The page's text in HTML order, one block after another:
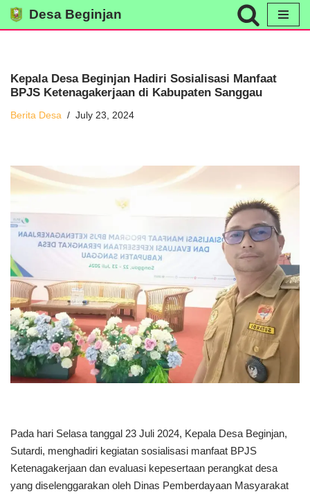
content
Desa Beginjan
Kepala Desa Beginjan Hadiri Sosialisasi Manfaat
BPJS Ketenagakerjaan di Kabupaten Sanggau
Berita Desa July 23, 2024
Pada hari Selasa tanggal 23 Juli 2024, Kepala Desa Beginjan,
Sutardi, menghadiri kegiatan sosialisasi manfaat BPJS
Ketenagakerjaan dan evaluasi kepesertaan perangkat desa
yang diselenggarakan oleh Dinas Pemberdayaan Masyarakat